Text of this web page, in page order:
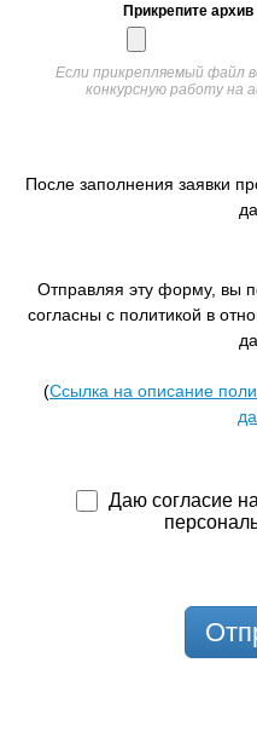
Прикрепите архив
Если прикрепляемый файл
конкурсную работу на
После заполнения заявки
Отправляя эту форму, вы
согласны с политикой в
(Ссылка на описание
Даю согласие